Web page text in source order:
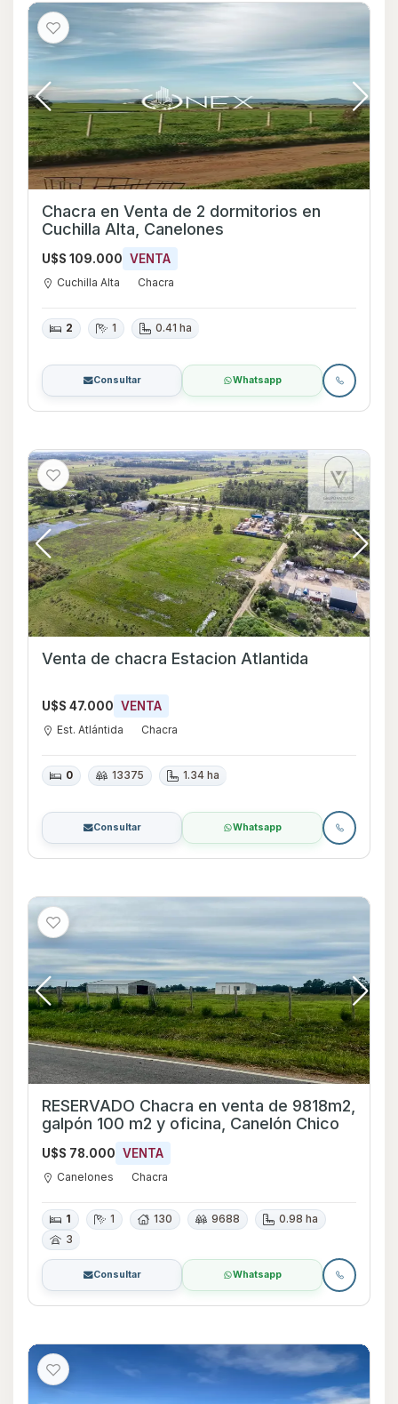
Chacra en Venta de 2 dormitorios en
Cuchilla Alta, Canelones
U$S 109.000 VENTA
Cuchilla Alta Chacra
2 1 0.41 ha
Consultar Whatsapp
Venta de chacra Estacion Atlantida
U$S 47.000 VENTA
Est. Atlántida Chacra
0 13375 1.34 ha
Consultar Whatsapp
RESERVADO Chacra en venta de 9818m2,
galpón 100 m2 y oficina, Canelón Chico
U$S 78.000 VENTA
Canelones Chacra
1 1 130 9688
0.98 ha
3
Consultar Whatsapp